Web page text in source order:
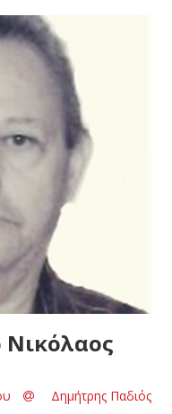
Δημήτρης Παδιός